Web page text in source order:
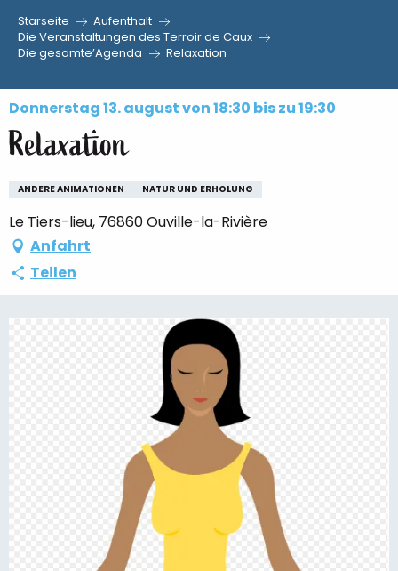
Aller
principal
Starseite
Aufenthalt
Die Veranstaltungen des Terroir de Caux
Die gesamte’Agenda
Relaxation
Donnerstag 13. august von 18:30 bis zu 19:30
Relaxation
ANDERE ANIMATIONEN NATUR UND ERHOLUNG
Le Tiers-lieu, 76860 Ouville-la-Rivière
Anfahrt
Teilen